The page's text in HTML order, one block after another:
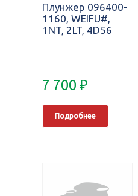
Плунжер 096400-
1160, WEIFU#,
1NT, 2LT, 4D56
7 700 ₽
Подробнее